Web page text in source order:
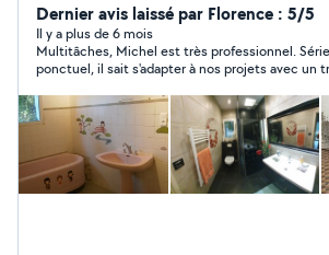
électricité, menuiserie, jardin, piscine,
restanque, terrasse, soudure acier, ...
Dernier avis laissé par Florence : 5/5
Il y a plus de 6 mois
Multitâches, Michel est très professionnel.
ponctuel, il sait s'adapter à nos projets avec un